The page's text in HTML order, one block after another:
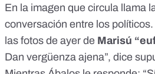
En la imagen que circula llama
conversación entre los
las fotos de ayer de Marisú
Dan vergüenza ajena”, dice